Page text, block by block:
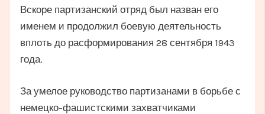
Вскоре партизанский отряд был назван его
именем и продолжил боевую деятельность
вплоть до расформирования 28 сентября 1943
года.
За умелое руководство партизанами в борьбе с
немецко-фашистскими захватчиками